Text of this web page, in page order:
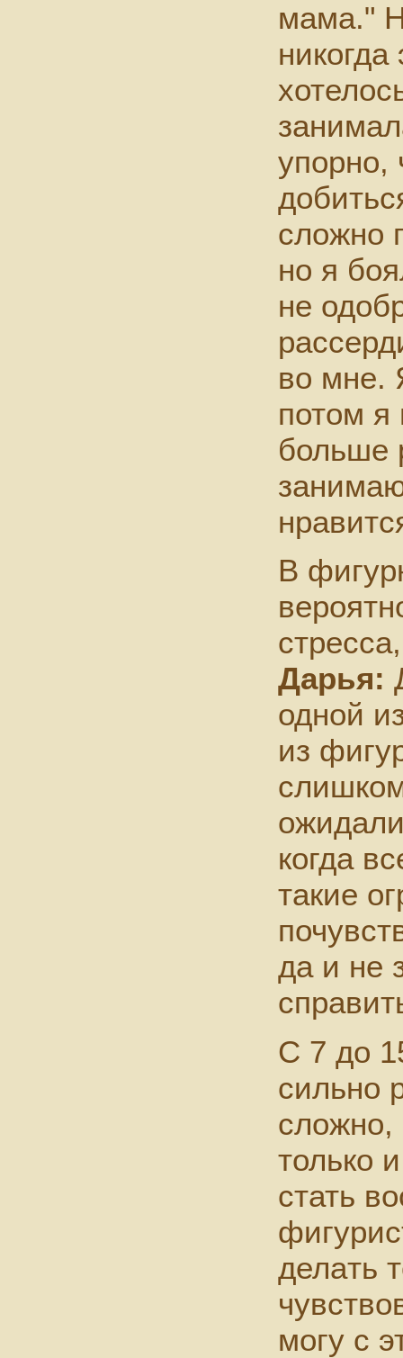
мама."
никогда
упорно,
сложно
но я
не
во мне.
потом я
больше
В
Дарья:
одной
из
когда
такие
да и не
С 7 до
сильно
сложно,
только
стать
делaть
могу с